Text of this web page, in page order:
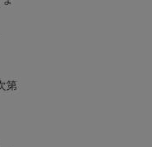
第